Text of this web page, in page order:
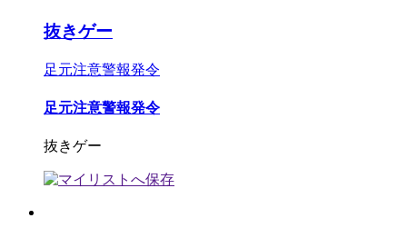
抜きゲー
足元注意警報発令
足元注意警報発令
抜きゲー